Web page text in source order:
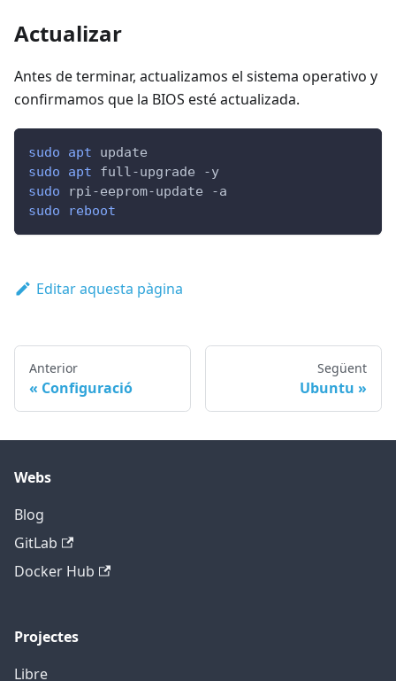
Actualizar
Antes de terminar, actualizamos el sistema operativo y
confirmamos que la BIOS esté actualizada.
sudo apt update
sudo
apt full-upgrade
-y
sudo rpi-eeprom-update
-a
sudo
reboot
Editar aquesta pàgina
Anterior
Configuració
Següent
Ubuntu
Webs
Blog
GitLab
Docker Hub
Projectes
Libre